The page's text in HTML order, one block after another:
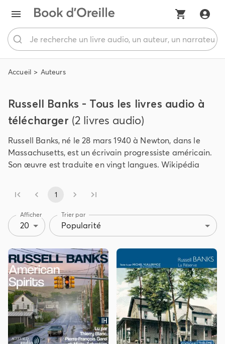
Accueil Auteurs
Russell Banks - Tous les livres audio à
télécharger (2 livres audio)
Russell Banks, né le 28 mars 1940 à Newton, dans le
Massachusetts, est un écrivain progressiste américain.
Son œuvre est traduite en vingt langues. Wikipédia
1
Afficher
20
Trier par
Popularité